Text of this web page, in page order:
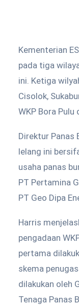
Kementerian
pada tiga
ini. Ketiga
Cisolok,
WKP Bora Pulu
Direktur Panas
lelang ini
usaha panas
PT Pertamina
PT Geo Dipa
Harris
pengadaan
pertama
skema
dilakukan oleh
Tenaga Panas